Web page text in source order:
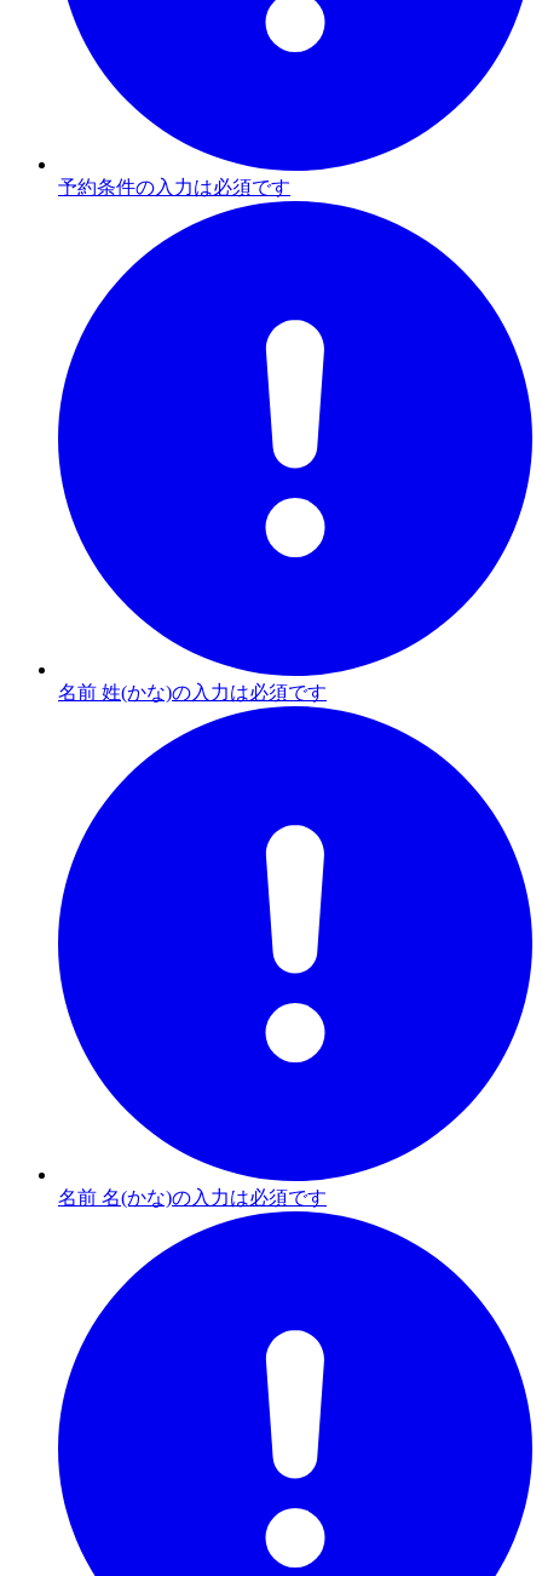
予約条件の入力は必須です
名前 姓(かな)の入力は必須です
名前 名(かな)の入力は必須です